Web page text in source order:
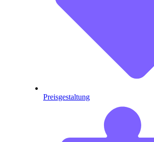
Preisgestaltung